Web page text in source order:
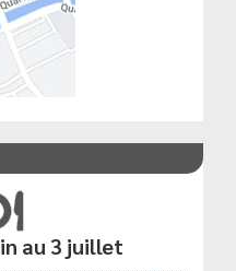
au 3 juillet